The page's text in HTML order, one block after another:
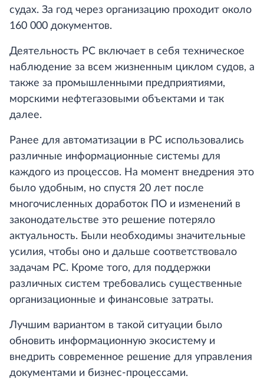
судах. За год через организацию проходит около
160 000 документов.
Деятельность РС включает в себя техническое
наблюдение за всем жизненным циклом судов, а
также за промышленными предприятиями,
морскими нефтегазовыми объектами и так
далее.
Ранее для автоматизации в РС использовались
различные информационные системы для
каждого из процессов. На момент внедрения это
было удобным, но спустя 20 лет после
многочисленных доработок ПО и изменений в
законодательстве это решение потеряло
актуальность. Были необходимы значительные
усилия, чтобы оно и дальше соответствовало
задачам РС. Кроме того, для поддержки
различных систем требовались существенные
организационные и финансовые затраты.
Лучшим вариантом в такой ситуации было
обновить информационную экосистему и
внедрить современное решение для управления
документами и бизнес-процессами.